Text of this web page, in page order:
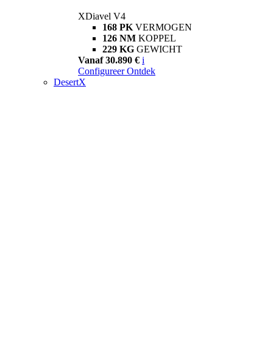
XDiavel V4
168 PK VERMOGEN
126 NM KOPPEL
229 KG GEWICHT
Vanaf 30.890 € i
Configureer Ontdek
DesertX